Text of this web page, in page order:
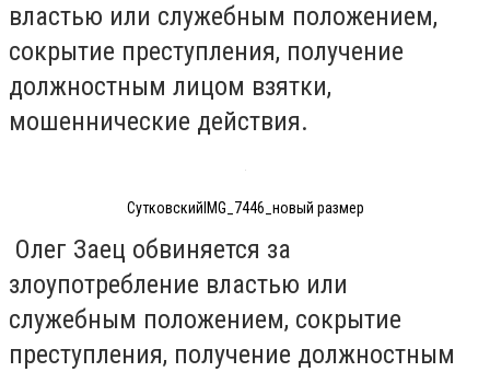
властью или служебным положением,
сокрытие преступления, получение
должностным лицом взятки,
мошеннические действия.
СутковскийIMG_7446_новый размер
Олег Заец обвиняется за
злоупотребление властью или
служебным положением, сокрытие
преступления, получение должностным